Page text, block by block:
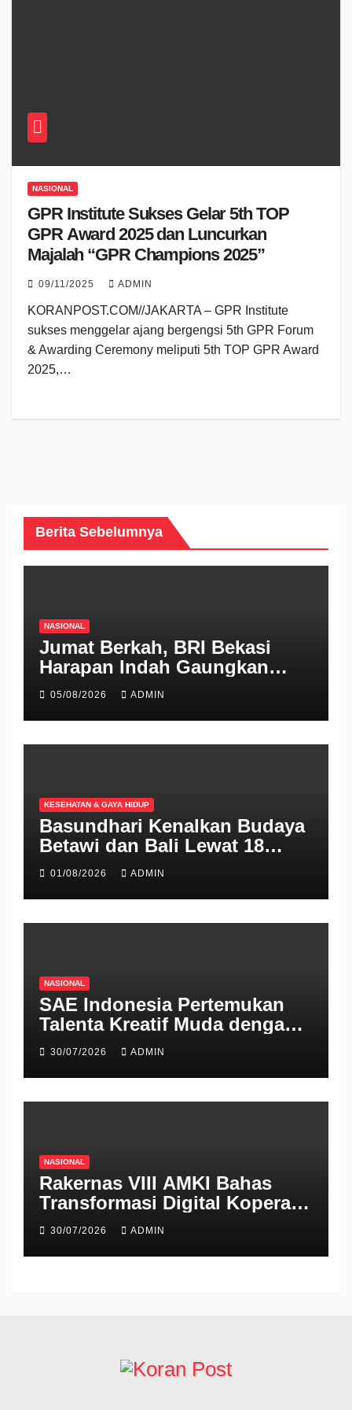
NASIONAL
GPR Institute Sukses Gelar 5th TOP
GPR Award 2025 dan Luncurkan
Majalah “GPR Champions 2025”
09/11/2025 ADMIN
KORANPOST.COM//JAKARTA – GPR Institute
sukses menggelar ajang bergengsi 5th GPR Forum
& Awarding Ceremony meliputi 5th TOP GPR Award
2025,…
Berita Sebelumnya
NASIONAL
Jumat Berkah, BRI Bekasi
Harapan Indah Gaungkan
Semangat Berbagi
05/08/2026 ADMIN
KESEHATAN & GAYA HIDUP
Basundhari Kenalkan Budaya
Betawi dan Bali Lewat 18
Koleksi Ready to Wear di IFW
01/08/2026 ADMIN
NASIONAL
SAE Indonesia Pertemukan
Talenta Kreatif Muda dengan
Industri Lewat Pameran THE
30/07/2026 ADMIN
NASIONAL
Rakernas VIII AMKI Bahas
Transformasi Digital Koperasi
dan Penguatan Ekonomi
30/07/2026 ADMIN